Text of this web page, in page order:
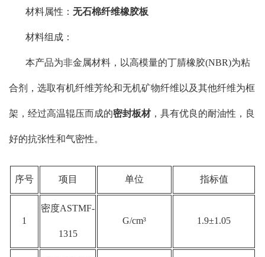
材料属性： 无石棉纤维橡胶板
材料组成：
本产品为非金属材料，以高模量的丁腈橡胶(NBR)为粘
合剂，选取有机纤维芳纶和无机矿物纤维以及其他纤维为框
架，经过高温辊压而成的密封板材，具有优良的耐油性，良
好的抗张性和气密性。
序号 项目 单位 指标值
1
密度ASTMF-
1315
G/cm³ 1.9±1.05